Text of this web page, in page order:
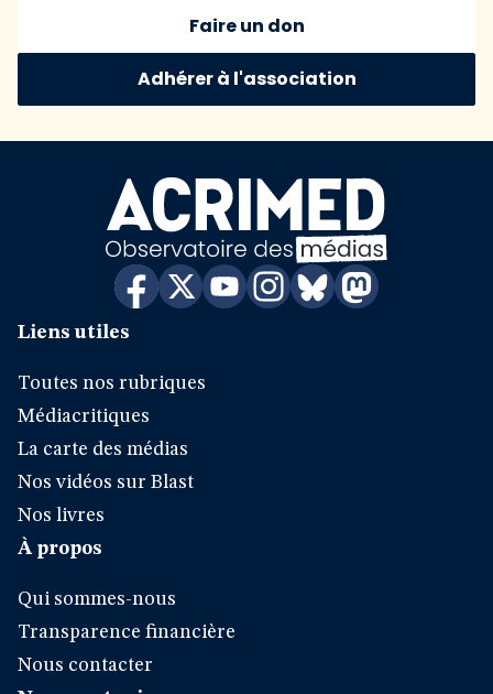
Faire un don
Adhérer à l'association
Liens utiles
Toutes nos rubriques
Médiacritiques
La carte des médias
Nos vidéos sur Blast
Nos livres
À propos
Qui sommes-nous
Transparence financière
Nous contacter